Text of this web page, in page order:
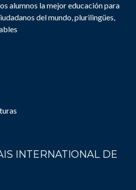
alumnos la mejor educación para
del mundo, plurilingües,
INTERNATIONAL DE